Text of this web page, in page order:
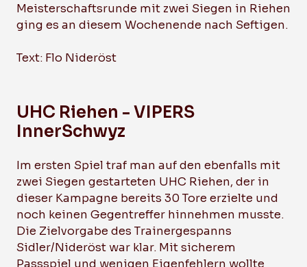
Meisterschaftsrunde mit zwei Siegen in Riehen
ging es an diesem Wochenende nach Seftigen.
Text: Flo Nideröst
UHC Riehen - VIPERS
InnerSchwyz
Im ersten Spiel traf man auf den ebenfalls mit
zwei Siegen gestarteten UHC Riehen, der in
dieser Kampagne bereits 30 Tore erzielte und
noch keinen Gegentreffer hinnehmen musste.
Die Zielvorgabe des Trainergespanns
Sidler/Nideröst war klar. Mit sicherem
Passspiel und wenigen Eigenfehlern wollte